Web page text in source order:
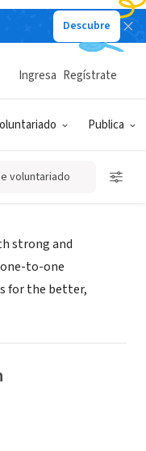
Descubre
Publica
Ingresa Regístrate
voluntariado
Lonestar
strong and
to-one
for the better,